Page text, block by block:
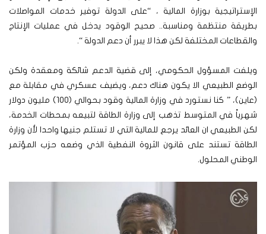
الإستراتيجية بوزارة المالية ، “على الدولة توفير خدمات المواصلات
بطريقة منتظمة ومناسبة.. صحيح الوقود يدخل في عمليات الإنتاج
والقطاعات المختلفة لكن هذا لا يبرر أن دعم الدولة “.
ويلفت المسؤول الحكومي، إلى قضية الدعم شائكة ومعقدة ولكن
الوضع الطبيعي الا يكون هناك دعم، ويضيف عسكري في مقابلة مع
(عاين)، ” كنا نستورد في وزارة المالية وقود بحوالي (100) مليون دولار
شهرياً في المتوسط تذهب إلى وزارة الطاقة لتبيعه بمحطات الخدمة،
لكن الطبيعي ان العائد يرجع للمالية التي لا تستلم جنيها واحدا لأن وزارة
الطاقة تستند على قانون الثروة النفطية الذي وضعه حزب المؤتمر
الوطني المحلول.